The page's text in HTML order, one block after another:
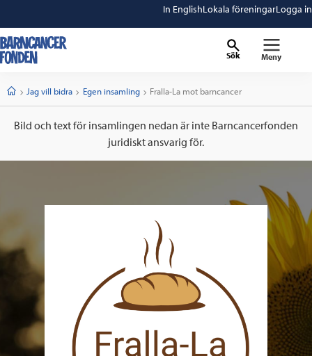
In EnglishLokala föreningarLogga in
Sök Meny
StartJag vill bidra Egen insamling Current:
Fralla-La mot barncancer
Bild och text för insamlingen nedan är inte Barncancerfonden
juridiskt ansvarig för.